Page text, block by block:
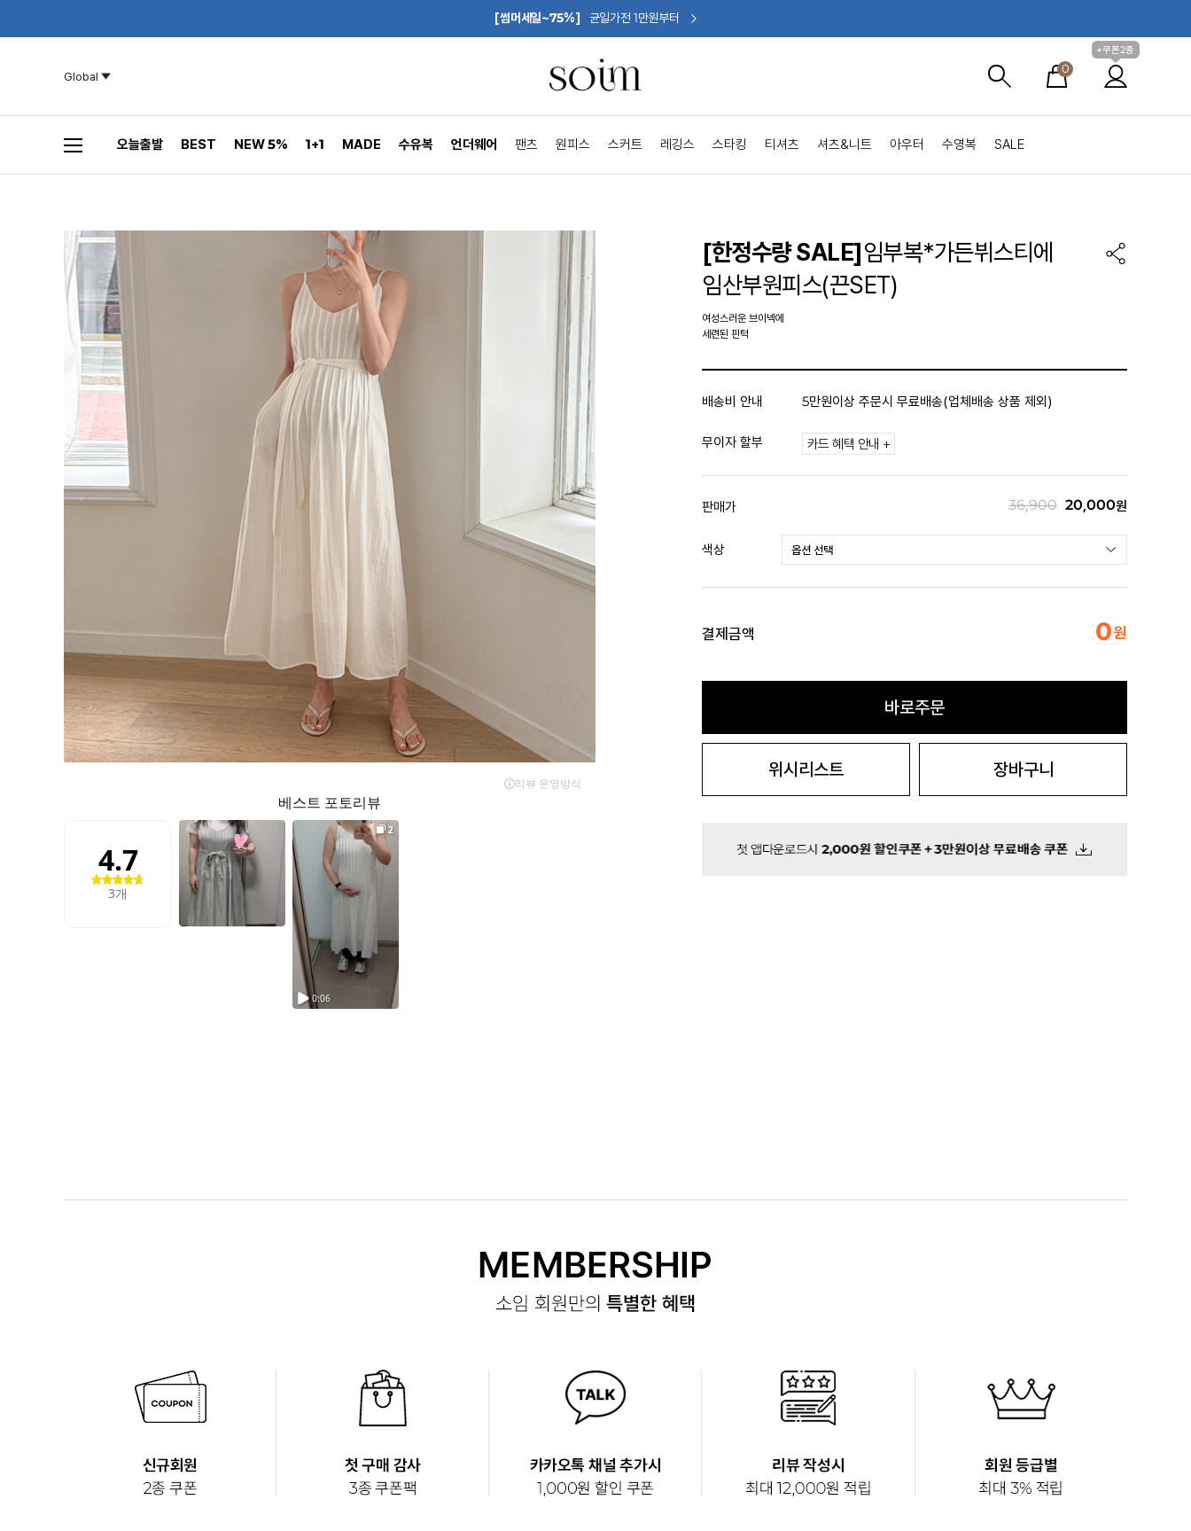
[썸머세일~75%] 균일가전 1만원부터
Global
0
+쿠폰2종
오늘출발 BEST NEW 5% 1+1 MADE 수유복 언더웨어 팬츠 원피스 스커트 레깅스 스타킹 티셔츠 셔츠&니트 아우터 수영복 SALE
[한정수량 SALE]임부복*가든뷔스티에
임산부원피스(끈SET)
여성스러운 브이넥에
세련된 핀턱
배송비 안내 5만원이상 주문시 무료배송(업체배송 상품 제외)
무이자 할부 카드 혜택 안내 +
판매가 36,900 20,000원
색상
결제금액 0원
바로주문
위시리스트 장바구니